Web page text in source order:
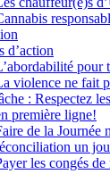
d’action
pour
violence ne fait
: Respectez
première ligne!
de la Journée
un
les congés